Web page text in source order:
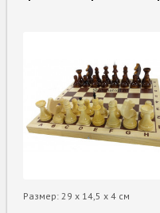
Размер: 29 х 14,5 х 4 см